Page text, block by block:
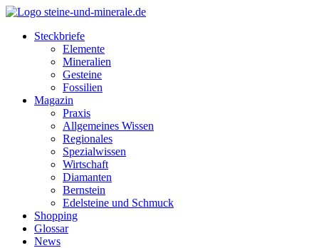
Steckbriefe
Elemente
Mineralien
Gesteine
Fossilien
Magazin
Praxis
Allgemeines Wissen
Regionales
Spezialwissen
Wirtschaft
Diamanten
Bernstein
Edelsteine und Schmuck
Shopping
Glossar
News